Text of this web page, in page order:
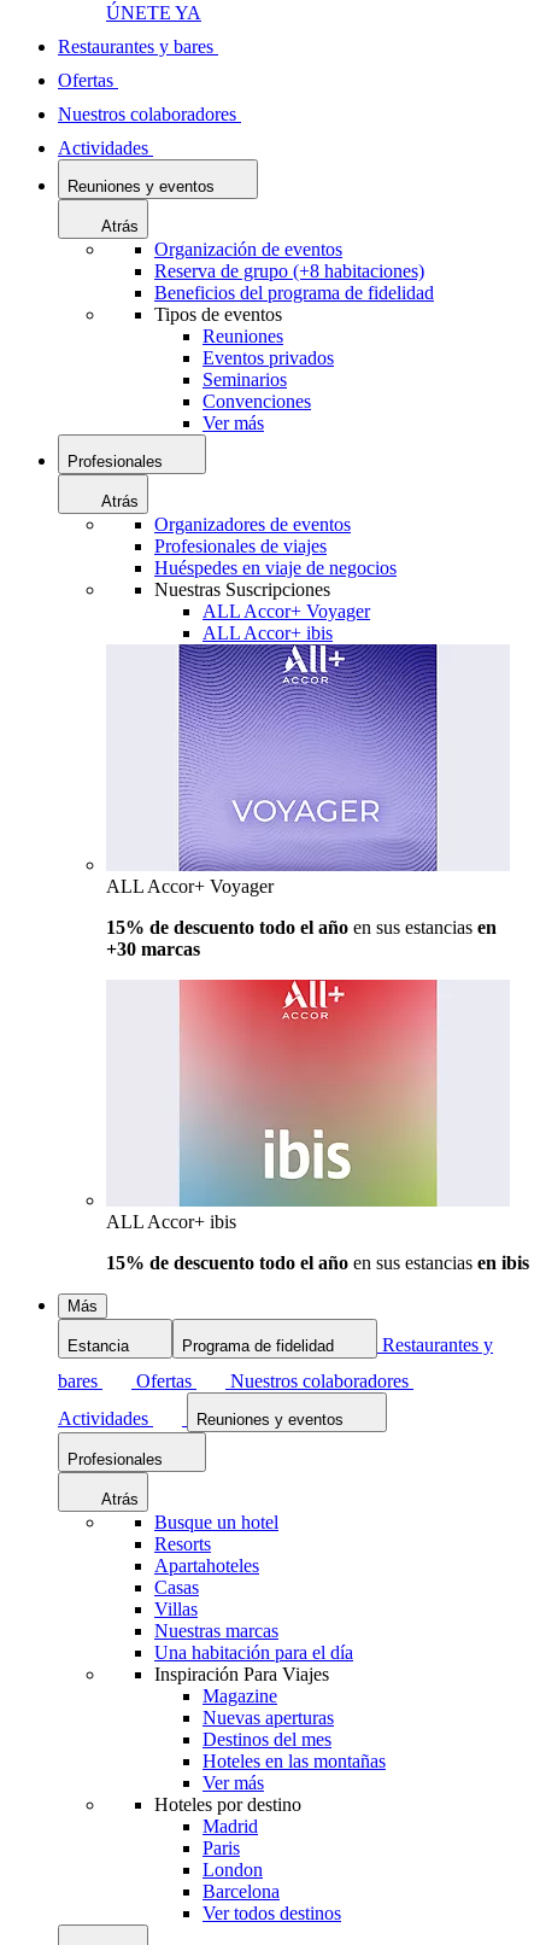
ÚNETE YA
Restaurantes y bares
Ofertas
Nuestros colaboradores
Actividades
Reuniones y eventos
Atrás
Organización de eventos
Reserva de grupo (+8 habitaciones)
Beneficios del programa de fidelidad
Tipos de eventos
Reuniones
Eventos privados
Seminarios
Convenciones
Ver más
Profesionales
Atrás
Organizadores de eventos
Profesionales de viajes
Huéspedes en viaje de negocios
Nuestras Suscripciones
ALL Accor+ Voyager
ALL Accor+ ibis
ALL Accor+ Voyager
15% de descuento todo el año en sus estancias en
+30 marcas
ALL Accor+ ibis
15% de descuento todo el año en sus estancias en ibis
Más
Estancia Programa de fidelidad
Restaurantes y
bares
Ofertas
Nuestros colaboradores
Actividades
Reuniones y eventos
Profesionales
Atrás
Busque un hotel
Resorts
Apartahoteles
Casas
Villas
Nuestras marcas
Una habitación para el día
Inspiración Para Viajes
Magazine
Nuevas aperturas
Destinos del mes
Hoteles en las montañas
Ver más
Hoteles por destino
Madrid
Paris
London
Barcelona
Ver todos destinos